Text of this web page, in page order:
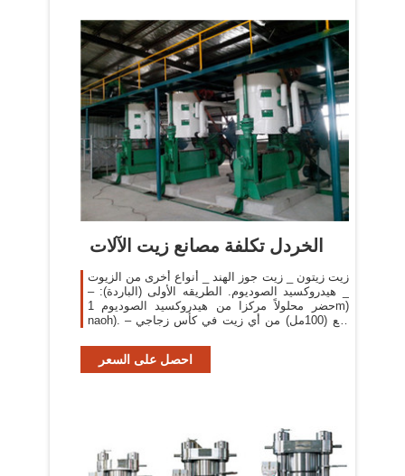
الخردل تكلفة مصانع زيت الآلات
زيت زيتون _ زيت جوز الهند _ أنواع أخرى من الزيوت
_ هيدروكسيد الصوديوم. الطريقه الأولى (الباردة): –
حضر محلولاً مركزا من هيدروكسيد الصوديوم 1m)
naoh). – ضع (100مل) من أي زيت في كأس زجاجي
احصل على السعر